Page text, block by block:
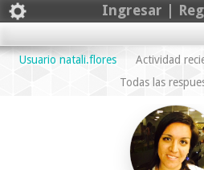
Ingresar |
Usuario natali.flores Actividad
Todas las